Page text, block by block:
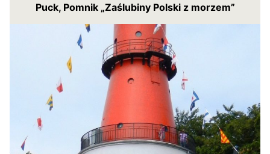
Puck, Pomnik „Zaślubiny Polski z morzem”